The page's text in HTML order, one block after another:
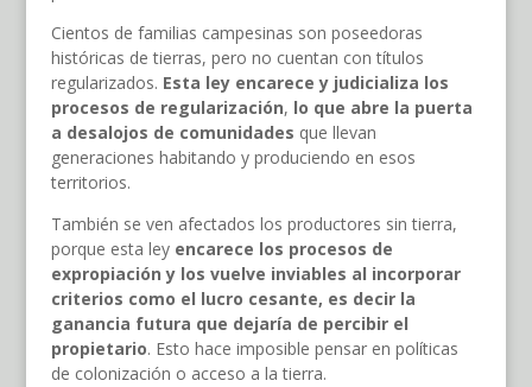
Cientos de familias campesinas son poseedoras
históricas de tierras, pero no cuentan con títulos
regularizados. Esta ley encarece y judicializa los
procesos de regularización, lo que abre la puerta
a desalojos de comunidades que llevan
generaciones habitando y produciendo en esos
territorios.
También se ven afectados los productores sin tierra,
porque esta ley encarece los procesos de
expropiación y los vuelve inviables al incorporar
criterios como el lucro cesante, es decir la
ganancia futura que dejaría de percibir el
propietario. Esto hace imposible pensar en políticas
de colonización o acceso a la tierra.